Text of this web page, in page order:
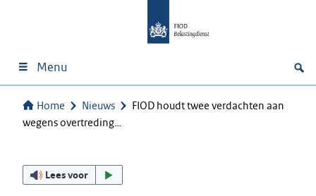
Menu
Home Nieuws
FIOD houdt twee verdachten aan
wegens overtreding…
Lees voor